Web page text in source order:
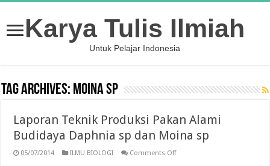
Karya Tulis Ilmiah
Untuk Pelajar Indonesia
Tag Archives: Moina sp
Laporan Teknik Produksi Pakan Alami
Budidaya Daphnia sp dan Moina sp
05/07/2014 ILMU BIOLOGI Comments Offon